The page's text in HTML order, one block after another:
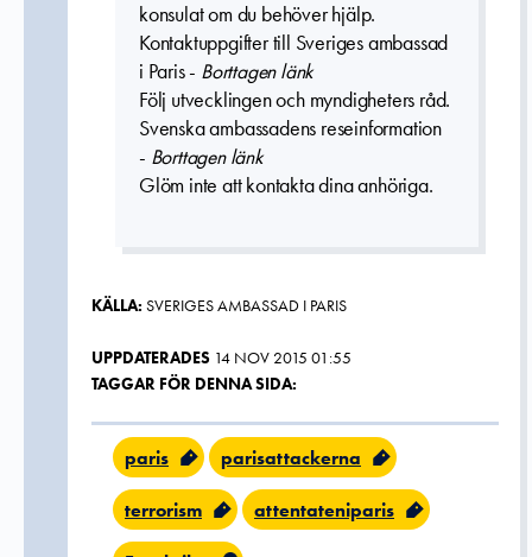
konsulat om du behöver hjälp.
Kontaktuppgifter till Sveriges ambassad
i Paris - Borttagen länk
Följ utvecklingen och myndigheters råd.
Svenska ambassadens reseinformation
- Borttagen länk
Glöm inte att kontakta dina anhöriga.
KÄLLA: SVERIGES AMBASSAD I PARIS
UPPDATERADES 14 NOV 2015 01:55
TAGGAR FÖR DENNA SIDA:
paris parisattackerna
terrorism attentateniparis